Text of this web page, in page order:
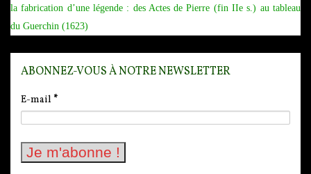
la fabrication d’une légende : des Actes de Pierre (fin IIe s.) au tableau
du Guerchin (1623)
ABONNEZ-VOUS À NOTRE NEWSLETTER
E-mail *